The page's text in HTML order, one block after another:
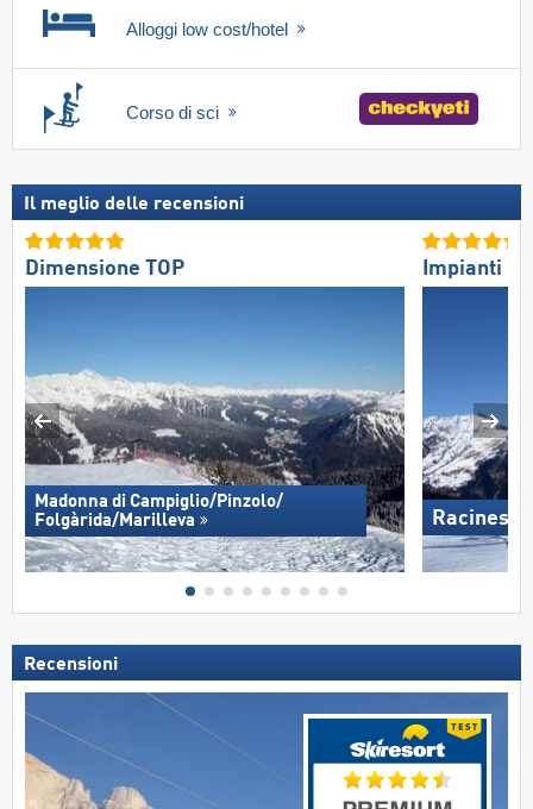
Alloggi low cost/hotel
Corso di sci
Il meglio delle recensioni
Dimensione TOP
Madonna di Campiglio/​Pinzolo/​
Folgàrida/​Marilleva
Impianti di
Racines-
Recensioni